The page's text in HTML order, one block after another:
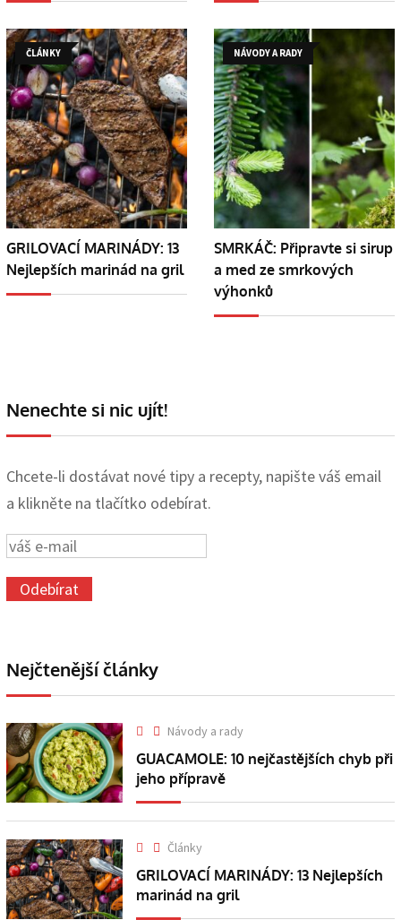
ČLÁNKY
GRILOVACÍ MARINÁDY: 13
Nejlepších marinád na gril
NÁVODY A RADY
SMRKÁČ: Připravte si sirup
a med ze smrkových
výhonků
Nenechte si nic ujít!
Chcete-li dostávat nové tipy a recepty, napište váš email
a klikněte na tlačítko odebírat.
Nejčtenější články
Návody a rady
GUACAMOLE: 10 nejčastějších chyb při
jeho přípravě
Články
GRILOVACÍ MARINÁDY: 13 Nejlepších
marinád na gril